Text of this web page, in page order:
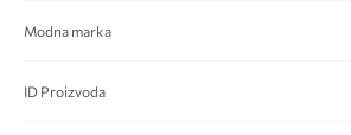
Modna marka
ID Proizvoda